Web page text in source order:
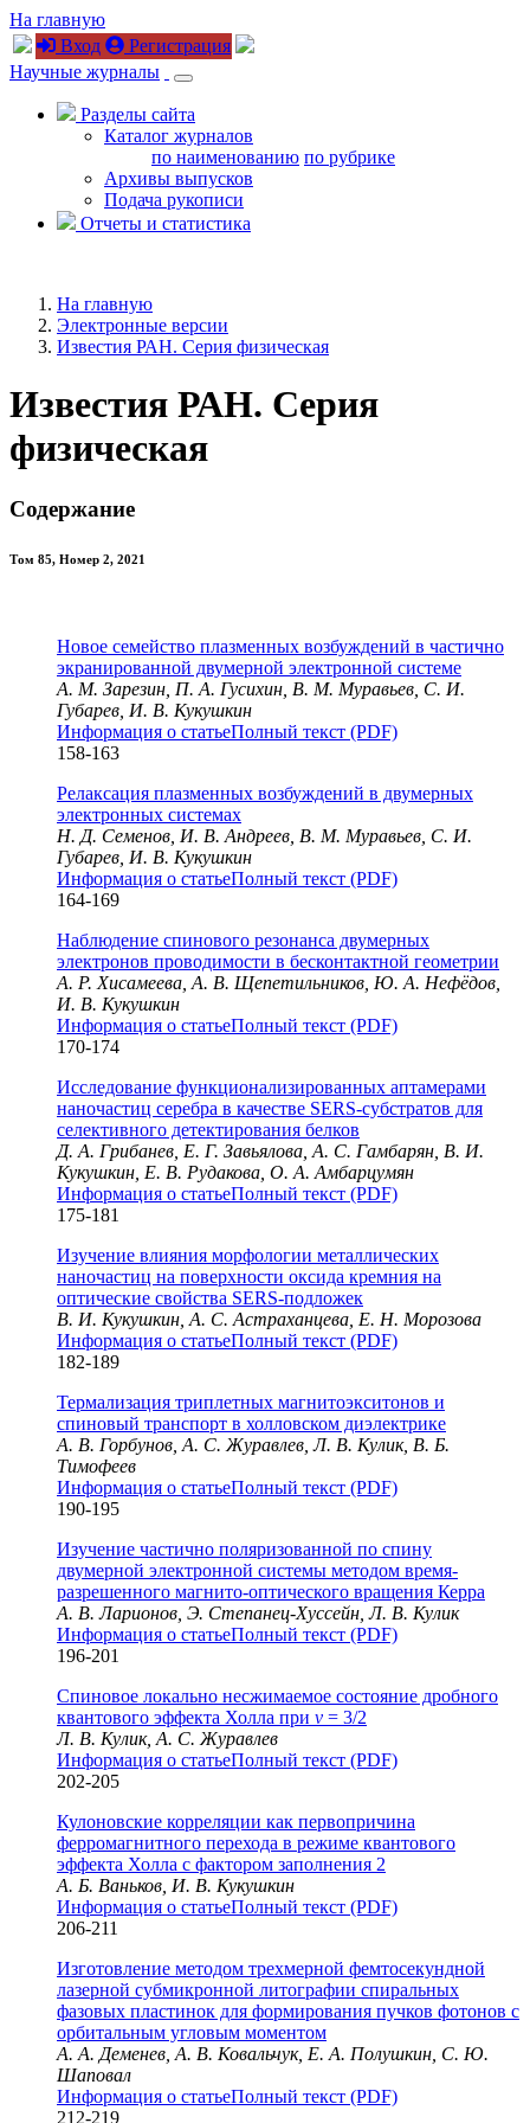
На главную
Вход
Регистрация
Научные журналы
Разделы сайта
Каталог журналов
по наименованию по рубрике
Архивы выпусков
Подача рукописи
Отчеты и статистика
На главную
Электронные версии
Известия РАН. Серия физическая
Известия РАН. Серия
физическая
Содержание
Том 85, Номер 2, 2021
Новое семейство плазменных возбуждений в частично
экранированной двумерной электронной системе
А. М. Зарезин, П. А. Гусихин, В. М. Муравьев, С. И.
Губарев, И. В. Кукушкин
Информация о статьеПолный текст (PDF)
158-163
Релаксация плазменных возбуждений в двумерных
электронных системах
Н. Д. Семенов, И. В. Андреев, В. М. Муравьев, С. И.
Губарев, И. В. Кукушкин
Информация о статьеПолный текст (PDF)
164-169
Наблюдение спинового резонанса двумерных
электронов проводимости в бесконтактной геометрии
А. Р. Хисамеева, А. В. Щепетильников, Ю. А. Нефёдов,
И. В. Кукушкин
Информация о статьеПолный текст (PDF)
170-174
Исследование функционализированных аптамерами
наночастиц серебра в качестве SERS-субстратов для
селективного детектирования белков
Д. А. Грибанев, Е. Г. Завьялова, А. С. Гамбарян, В. И.
Кукушкин, Е. В. Рудакова, О. А. Амбарцумян
Информация о статьеПолный текст (PDF)
175-181
Изучение влияния морфологии металлических
наночастиц на поверхности оксида кремния на
оптические свойства SERS-подложек
В. И. Кукушкин, А. С. Астраханцева, Е. Н. Морозова
Информация о статьеПолный текст (PDF)
182-189
Термализация триплетных магнитоэкситонов и
спиновый транспорт в холловском диэлектрике
А. В. Горбунов, А. С. Журавлев, Л. В. Кулик, В. Б.
Тимофеев
Информация о статьеПолный текст (PDF)
190-195
Изучение частично поляризованной по спину
двумерной электронной системы методом время-
разрешенного магнито-оптического вращения Керра
А. В. Ларионов, Э. Степанец-Хуссейн, Л. В. Кулик
Информация о статьеПолный текст (PDF)
196-201
Спиновое локально несжимаемое состояние дробного
квантового эффекта Холла при v = 3/2
Л. В. Кулик, А. С. Журавлев
Информация о статьеПолный текст (PDF)
202-205
Кулоновские корреляции как первопричина
ферромагнитного перехода в режиме квантового
эффекта Холла с фактором заполнения 2
А. Б. Ваньков, И. В. Кукушкин
Информация о статьеПолный текст (PDF)
206-211
Изготовление методом трехмерной фемтосекундной
лазерной субмикронной литографии спиральных
фазовых пластинок для формирования пучков фотонов с
орбитальным угловым моментом
А. А. Деменев, А. В. Ковальчук, Е. А. Полушкин, С. Ю.
Шаповал
Информация о статьеПолный текст (PDF)
212-219